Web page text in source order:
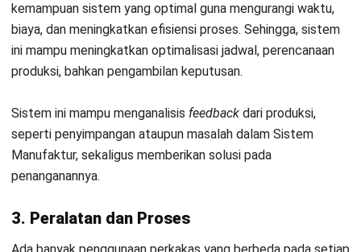
Digital thread
merupakan model 3D dari aset fisik, sistem
operasional, dan struktur di seluruh aspek manufaktur.
Representasi virtual yang Anda gunakan bersama dengan
sensor IIoT dan
Sistem Manufaktur
pandangan keseluruhan dari seluruh aspek perusahaan dalam
ruang virtual, menunjukkan lokasi aset, waktu kerja mesin,
dan kebutuhan pemeliharaan, bahkan melihat proses
produksi dari dalam mesin.
7. Augmented Reality
Augmented reality
dapat mengubah pengalaman manufaktur